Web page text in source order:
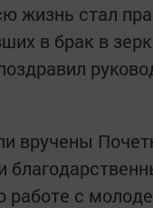
жизнь стал
в брак в
вручены
работе с